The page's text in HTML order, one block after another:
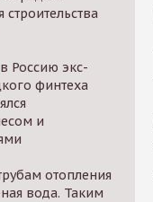
строительства
Россию экс-
финтеха
и
отопления
вода. Таким